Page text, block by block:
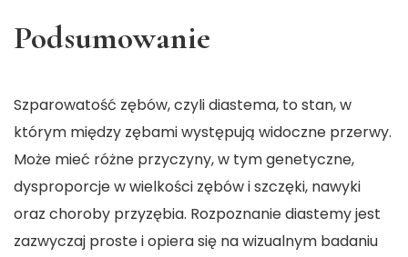
Podsumowanie
Szparowatość zębów, czyli diastema, to stan, w
którym między zębami występują widoczne przerwy.
Może mieć różne przyczyny, w tym genetyczne,
dysproporcje w wielkości zębów i szczęki, nawyki
oraz choroby przyzębia. Rozpoznanie diastemy jest
zazwyczaj proste i opiera się na wizualnym badaniu